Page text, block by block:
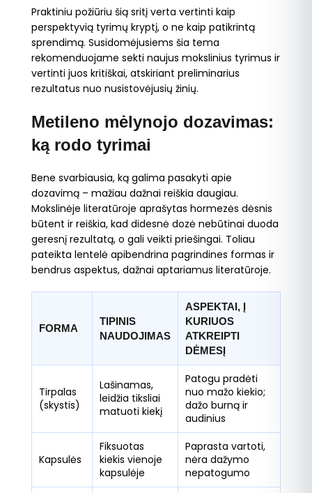
Praktiniu požiūriu šią sritį verta vertinti kaip
perspektyvią tyrimų kryptį, o ne kaip patikrintą
sprendimą. Susidomėjusiems šia tema
rekomenduojame sekti naujus mokslinius tyrimus ir
vertinti juos kritiškai, atskiriant preliminarius
rezultatus nuo nusistovėjusių žinių.
Metileno mėlynojo dozavimas:
ką rodo tyrimai
Bene svarbiausia, ką galima pasakyti apie
dozavimą – mažiau dažnai reiškia daugiau.
Mokslinėje literatūroje aprašytas hormezės dėsnis
būtent ir reiškia, kad didesnė dozė nebūtinai duoda
geresnį rezultatą, o gali veikti priešingai. Toliau
pateikta lentelė apibendrina pagrindines formas ir
bendrus aspektus, dažnai aptariamus literatūroje.
FORMA
TIPINIS
NAUDOJIMAS
ASPEKTAI, Į
KURIUOS
ATKREIPTI
DĖMESĮ
Tirpalas
(skystis)
Lašinamas,
leidžia tiksliai
matuoti kiekį
Patogu pradėti
nuo mažo kiekio;
dažo burną ir
audinius
Kapsulės
Fiksuotas
kiekis vienoje
kapsulėje
Paprasta vartoti,
nėra dažymo
nepatogumo